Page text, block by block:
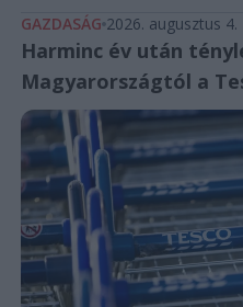
GAZDASÁG 2026. augusztus 4.
Harminc év után
Magyarországtól a